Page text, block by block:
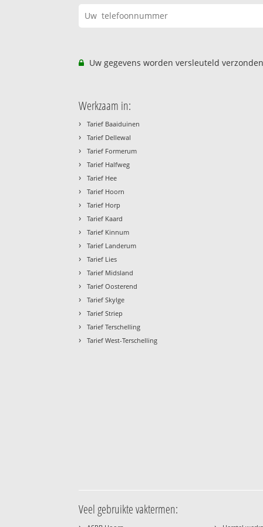
Uw gegevens worden versleuteld
Werkzaam in:
› Tarief Baaiduinen
› Tarief Dellewal
› Tarief Formerum
› Tarief Halfweg
› Tarief Hee
› Tarief Hoorn
› Tarief Horp
› Tarief Kaard
› Tarief Kinnum
› Tarief Landerum
› Tarief Lies
› Tarief Midsland
› Tarief Oosterend
› Tarief Skylge
› Tarief Striep
› Tarief Terschelling
› Tarief West-Terschelling
Veel gebruikte vaktermen: